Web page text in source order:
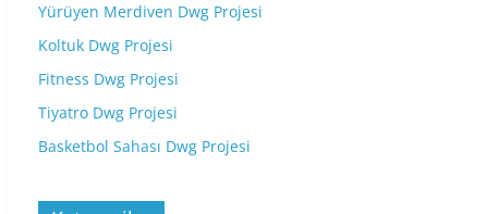
Yürüyen Merdiven Dwg Projesi
Koltuk Dwg Projesi
Fitness Dwg Projesi
Tiyatro Dwg Projesi
Basketbol Sahası Dwg Projesi